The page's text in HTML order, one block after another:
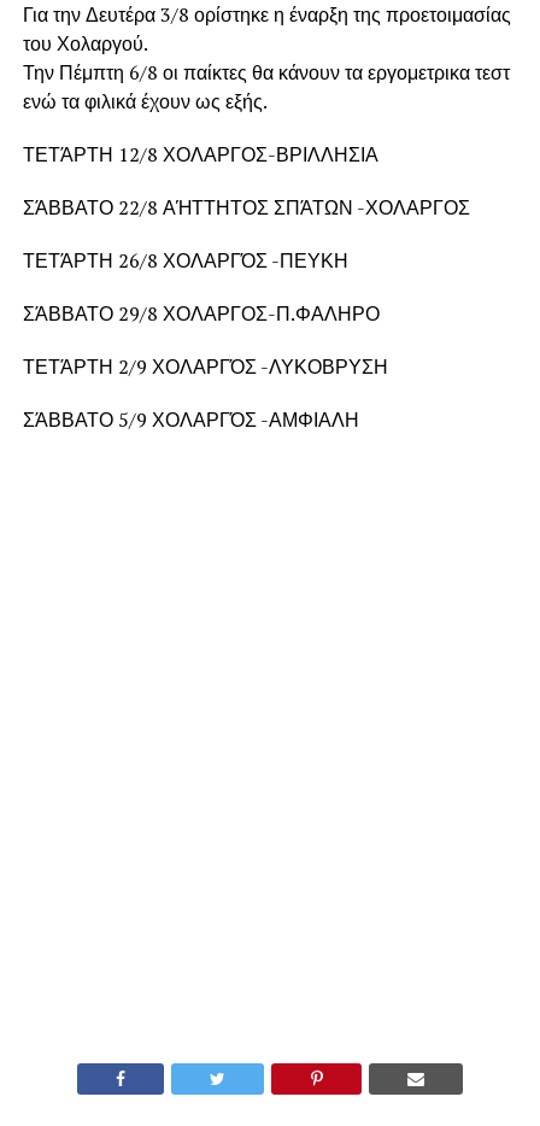
Για την Δευτέρα 3/8 ορίστηκε η έναρξη της προετοιμασίας
του Χολαργού.
Την Πέμπτη 6/8 οι παίκτες θα κάνουν τα εργομετρικα τεστ
ενώ τα φιλικά έχουν ως εξής.
ΤΕΤΆΡΤΗ 12/8 ΧΟΛΑΡΓΟΣ-ΒΡΙΛΛΗΣΙΑ
ΣΆΒΒΑΤΟ 22/8 ΑΉΤΤΗΤΟΣ ΣΠΆΤΩΝ -ΧΟΛΑΡΓΟΣ
ΤΕΤΆΡΤΗ 26/8 ΧΟΛΑΡΓΌΣ -ΠΕΥΚΗ
ΣΆΒΒΑΤΟ 29/8 ΧΟΛΑΡΓΟΣ-Π.ΦΑΛΗΡΟ
ΤΕΤΆΡΤΗ 2/9 ΧΟΛΑΡΓΌΣ -ΛΥΚΟΒΡΥΣΗ
ΣΆΒΒΑΤΟ 5/9 ΧΟΛΑΡΓΌΣ -ΑΜΦΙΑΛΗ